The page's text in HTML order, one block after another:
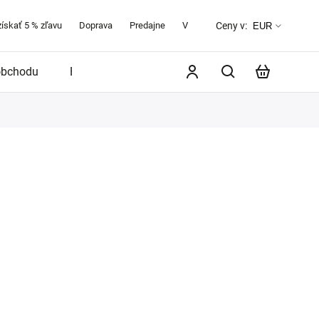
5 % zľavu Doprava Predajne Veľkostná tabuľka O značke
Ceny v: EUR
Blog